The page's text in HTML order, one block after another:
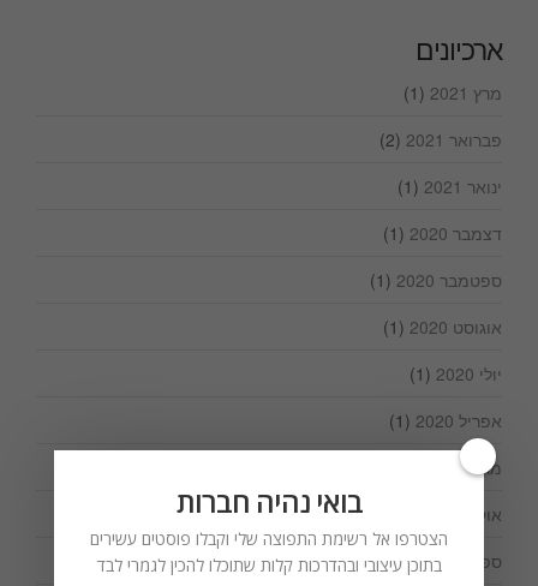
ארכיונים
מרץ 2021
(1)
פברואר 2021
(2)
ינואר 2021
(1)
דצמבר 2020
(1)
ספטמבר 2020
(1)
אוגוסט 2020
(1)
יולי 2020
(1)
אפריל 2020
(1)
מרץ 2020
אוקטובר 2019
ספטמבר 2019
(1)
בואי נהיה חברות
הצטרפו אל רשימת התפוצה שלי וקבלו פוסטים עשירים
בתוכן עיצובי ובהדרכות קלות שתוכלו להכין לגמרי לבד